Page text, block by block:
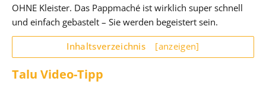
OHNE Kleister. Das Pappmaché ist wirklich super schnell
und einfach gebastelt – Sie werden begeistert sein.
Inhaltsverzeichnis [anzeigen]
Talu Video-Tipp